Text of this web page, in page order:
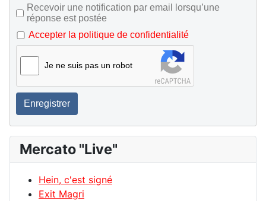
Recevoir une notification par email lorsqu’une
réponse est postée
Accepter la politique de confidentialité
Je ne suis pas un robot
Enregistrer
Mercato "Live"
Hein, c'est signé
Exit Magri